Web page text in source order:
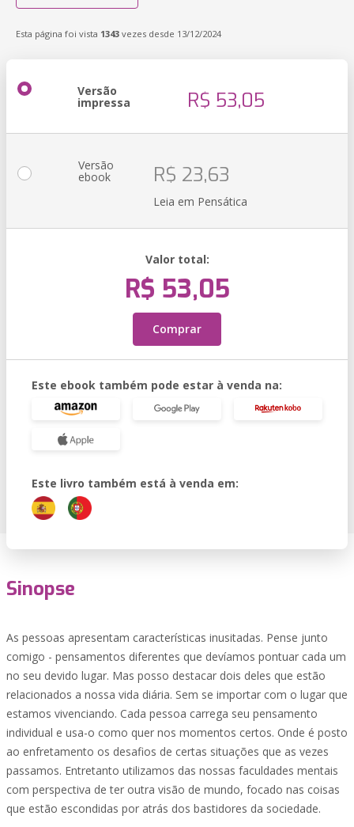
Esta página foi vista 1343 vezes desde 13/12/2024
Versão
impressa R$ 53,05
Versão
ebook R$ 23,63
Leia em Pensática
Valor total:
R$ 53,05
Comprar
Este ebook também pode estar à venda na:
Este livro também está à venda em:
Sinopse
As pessoas apresentam características inusitadas. Pense junto
comigo - pensamentos diferentes que devíamos pontuar cada um
no seu devido lugar. Mas posso destacar dois deles que estão
relacionados a nossa vida diária. Sem se importar com o lugar que
estamos vivenciando. Cada pessoa carrega seu pensamento
individual e usa-o como quer nos momentos certos. Onde é posto
ao enfretamento os desafios de certas situações que as vezes
passamos. Entretanto utilizamos das nossas faculdades mentais
com perspectiva de ter outra visão de mundo, focado nas coisas
que estão escondidas por atrás dos bastidores da sociedade.